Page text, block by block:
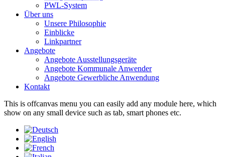
PWL-System
Über uns
Unsere Philosophie
Einblicke
Linkpartner
Angebote
Angebote Ausstellungsgeräte
Angebote Kommunale Anwender
Angebote Gewerbliche Anwendung
Kontakt
This is offcanvas menu you can easily add any module here, which
show on any small device such as tab, smart phones etc.